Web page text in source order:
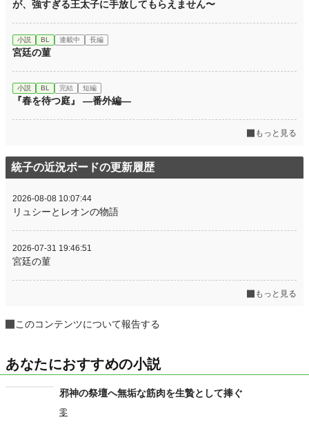
累計ポイント 7,117 pt (111,070 位)
が、強すぎる王太子に手放してもらえません〜
小説 BL 連載中 長編
宮廷の菫
小説 BL 完結 短編
『春を待つ庭』 ―番外編―
もっと見る
統子の近況ボードの更新履歴
2026-08-08 10:07:44
リュシーとレオンの物語
2026-07-31 19:46:51
宮廷の菫
もっと見る
このコンテンツについて報告する
あなたにおすすめの小説
邪神の祭壇へ無垢な筋肉を生贄として捧ぐ
零